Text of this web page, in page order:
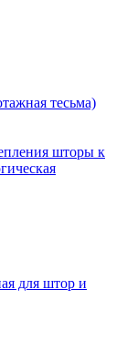
тесьма)
шторы к
для штор и